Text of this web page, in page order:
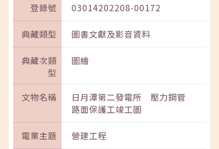
登錄號 03014202208-00172
典藏類型 圖書文獻及影音資料
典藏次類
型
圖繪
文物名稱
日月潭第二發電所 壓力鋼管
路面保護工竣工圖
電業主題 營建工程